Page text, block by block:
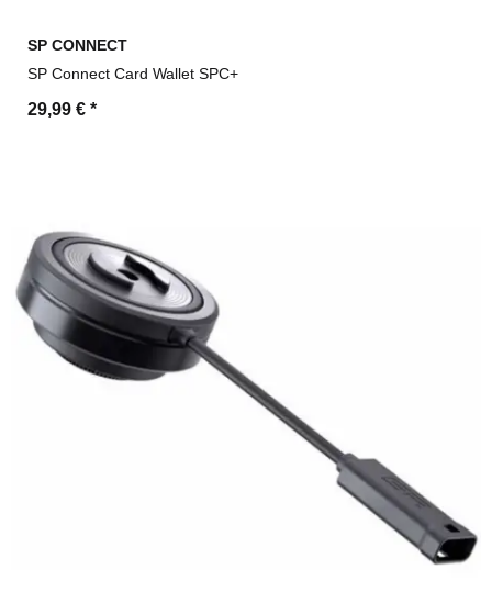
SP CONNECT
SP Connect Card Wallet SPC+
29,99 € *